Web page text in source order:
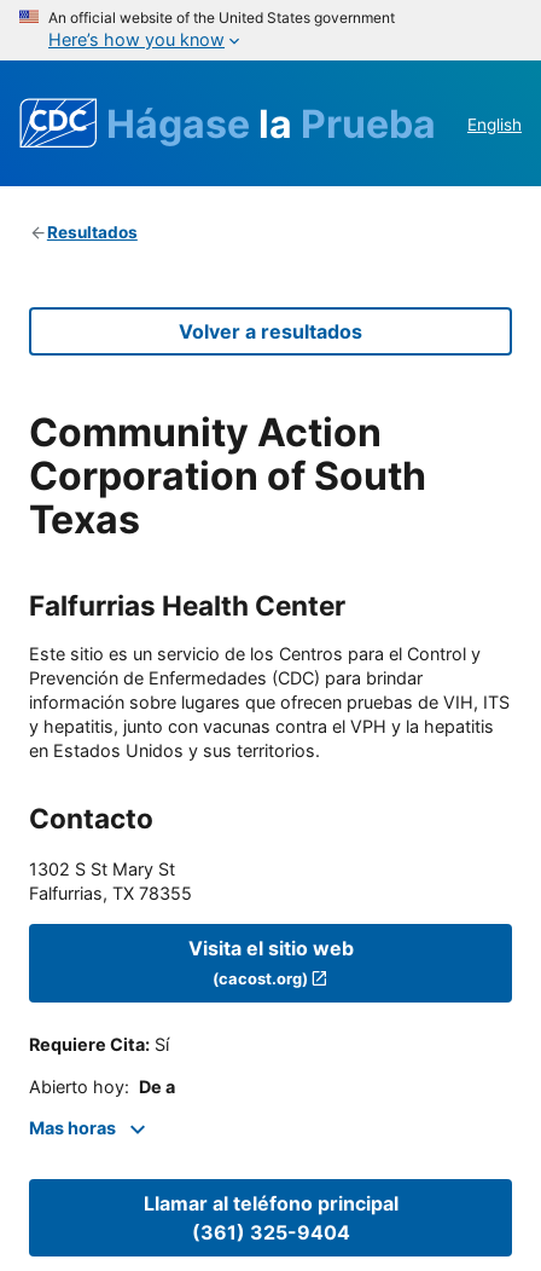
An official website of the United States government
Here’s how you know
Hágase la Prueba English
Resultados
Volver a resultados
Community Action
Corporation of South
Texas
Falfurrias Health Center
Este sitio es un servicio de los Centros para el Control y
Prevención de Enfermedades (CDC) para brindar
información sobre lugares que ofrecen pruebas de VIH, ITS
y hepatitis, junto con vacunas contra el VPH y la hepatitis
en Estados Unidos y sus territorios.
Contacto
1302 S St Mary St
Falfurrias, TX 78355
Visita el sitio web
(cacost.org)
Requiere Cita: Sí
Abierto hoy: De a
Mas horas
Llamar al teléfono principal
(361) 325-9404